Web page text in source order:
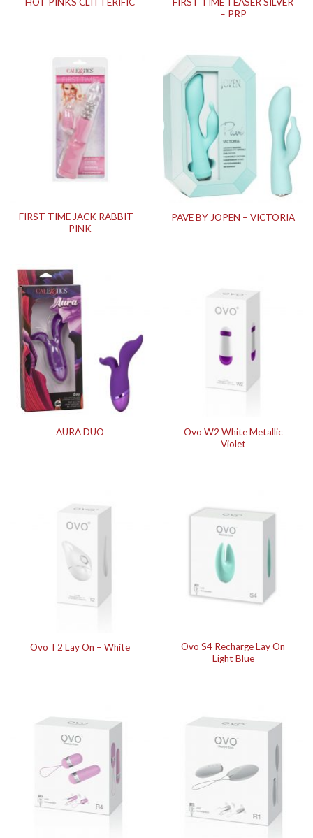
HOT PINKS CLITTERIFIC
– PRP
FIRST TIME JACK RABBIT –
PINK
PAVE BY JOPEN – VICTORIA
AURA DUO
Ovo W2 White Metallic
Violet
Ovo T2 Lay On – White
Ovo S4 Recharge Lay On
Light Blue